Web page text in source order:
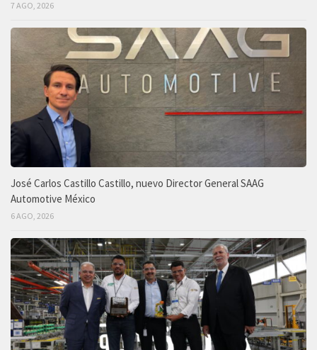
7 AGO, 2026
José Carlos Castillo Castillo, nuevo Director General SAAG
Automotive México
6 AGO, 2026